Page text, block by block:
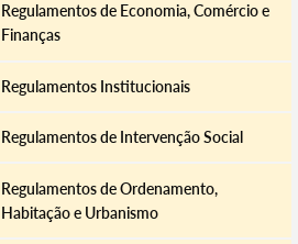
Categorias gerais
Filtros
Regulamentos de Economia, Comércio e
Finanças
Regulamentos Institucionais
Regulamentos de Intervenção Social
Regulamentos de Ordenamento,
Habitação e Urbanismo